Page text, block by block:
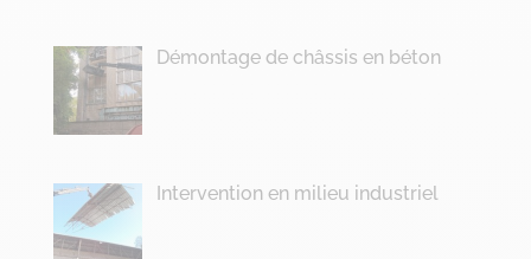
Démontage de châssis en béton
Intervention en milieu industriel